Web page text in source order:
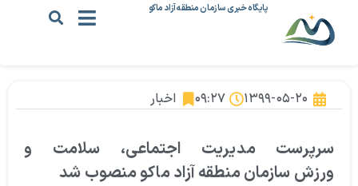
پایگاه خبری سازمان منطقه آزاد ماکو
۱۳۹۹-۰۵-۲۰ ۰۹:۲۷ اخبار
سرپرست مدیریت اجتماعی، سلامت و
ورزش سازمان منطقه آزاد ماکو منصوب شد